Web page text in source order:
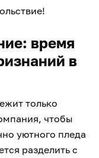
время
в
только
чтобы
уютного пледа
разделить с